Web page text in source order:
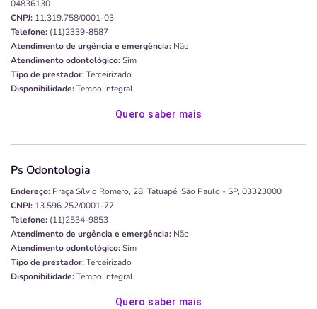
04836130
CNPJ: 11.319.758/0001-03
Telefone: (11)2339-8587
Atendimento de urgência e emergência: Não
Atendimento odontológico:Sim
Tipo de prestador:Terceirizado
Disponibilidade:Tempo Integral
Quero saber mais
Ps Odontologia
Endereço: Praça Sílvio Romero, 28, Tatuapé, São Paulo - SP, 03323000
CNPJ: 13.596.252/0001-77
Telefone: (11)2534-9853
Atendimento de urgência e emergência: Não
Atendimento odontológico:Sim
Tipo de prestador:Terceirizado
Disponibilidade:Tempo Integral
Quero saber mais